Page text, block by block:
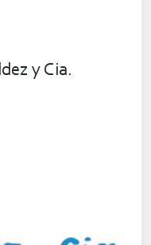
y Cia.